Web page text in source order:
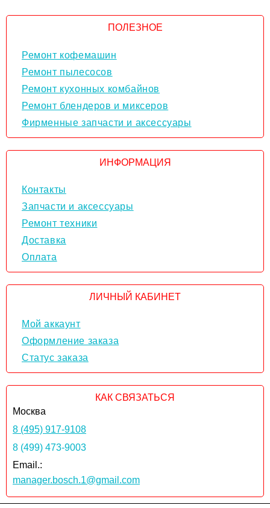
ПОЛЕЗНОЕ
Ремонт кофемашин
Ремонт пылесосов
Ремонт кухонных комбайнов
Ремонт блендеров и миксеров
Фирменные запчасти и аксессуары
ИНФОРМАЦИЯ
Контакты
Запчасти и аксессуары
Ремонт техники
Доставка
Оплата
ЛИЧНЫЙ КАБИНЕТ
Мой аккаунт
Оформление заказа
Статус заказа
КАК СВЯЗАТЬСЯ
Москва
8 (495) 917-9108
8 (499) 473-9003
Email.:
manager.bosch.1@gmail.com